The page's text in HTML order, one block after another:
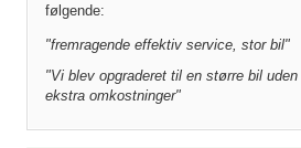
følgende:
"fremragende effektiv service, stor bil"
"Vi blev opgraderet til en større bil uden
ekstra omkostninger"